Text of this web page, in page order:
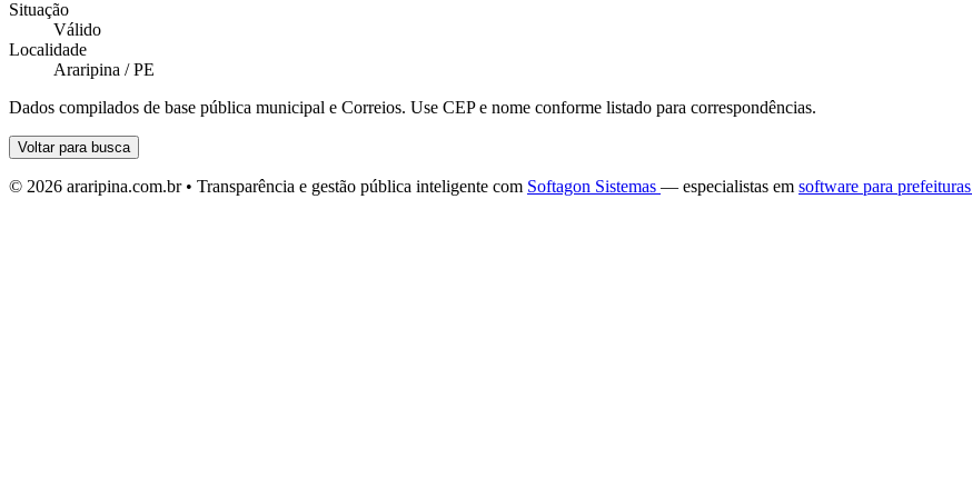
Situação
Válido
Localidade
Araripina / PE
Dados compilados de base pública municipal e Correios. Use CEP e nome conforme listado para correspondências.
Voltar para busca
© 2026 araripina.com.br • Transparência e gestão pública inteligente com Softagon Sistemas — especialistas em software para prefeituras